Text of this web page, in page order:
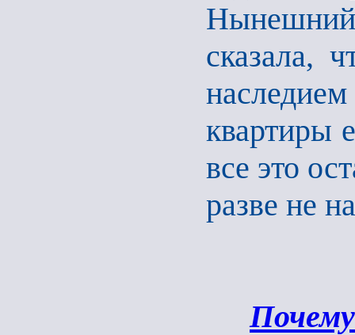
Нынешний
сказала,
квартиры
все это
разве не